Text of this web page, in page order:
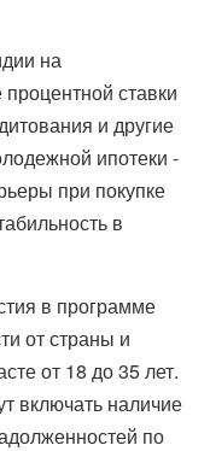
на
ставки
и другие
ипотеки -
при покупке
в
в программе
от страны и
от 18 до 35 лет.
включать наличие
по